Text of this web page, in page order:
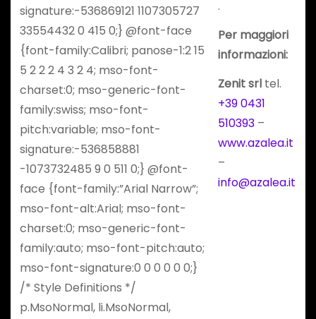
signature:-536869121 1107305727
33554432 0 415 0;} @font-face
{font-family:Calibri; panose-1:2 15
5 2 2 2 4 3 2 4; mso-font-
charset:0; mso-generic-font-
family:swiss; mso-font-
pitch:variable; mso-font-
signature:-536858881
-1073732485 9 0 511 0;} @font-
face {font-family:”Arial Narrow”;
mso-font-alt:Arial; mso-font-
charset:0; mso-generic-font-
family:auto; mso-font-pitch:auto;
mso-font-signature:0 0 0 0 0 0;}
/* Style Definitions */
p.MsoNormal, li.MsoNormal,
.
Per maggiori
informazioni:
Zenit srltel.
+39 0431
510393–
www.azalea.it
–
info@azalea.it